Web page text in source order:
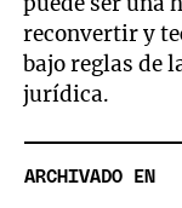
reconvertir y
bajo reglas de
jurídica.
ARCHIVADO EN